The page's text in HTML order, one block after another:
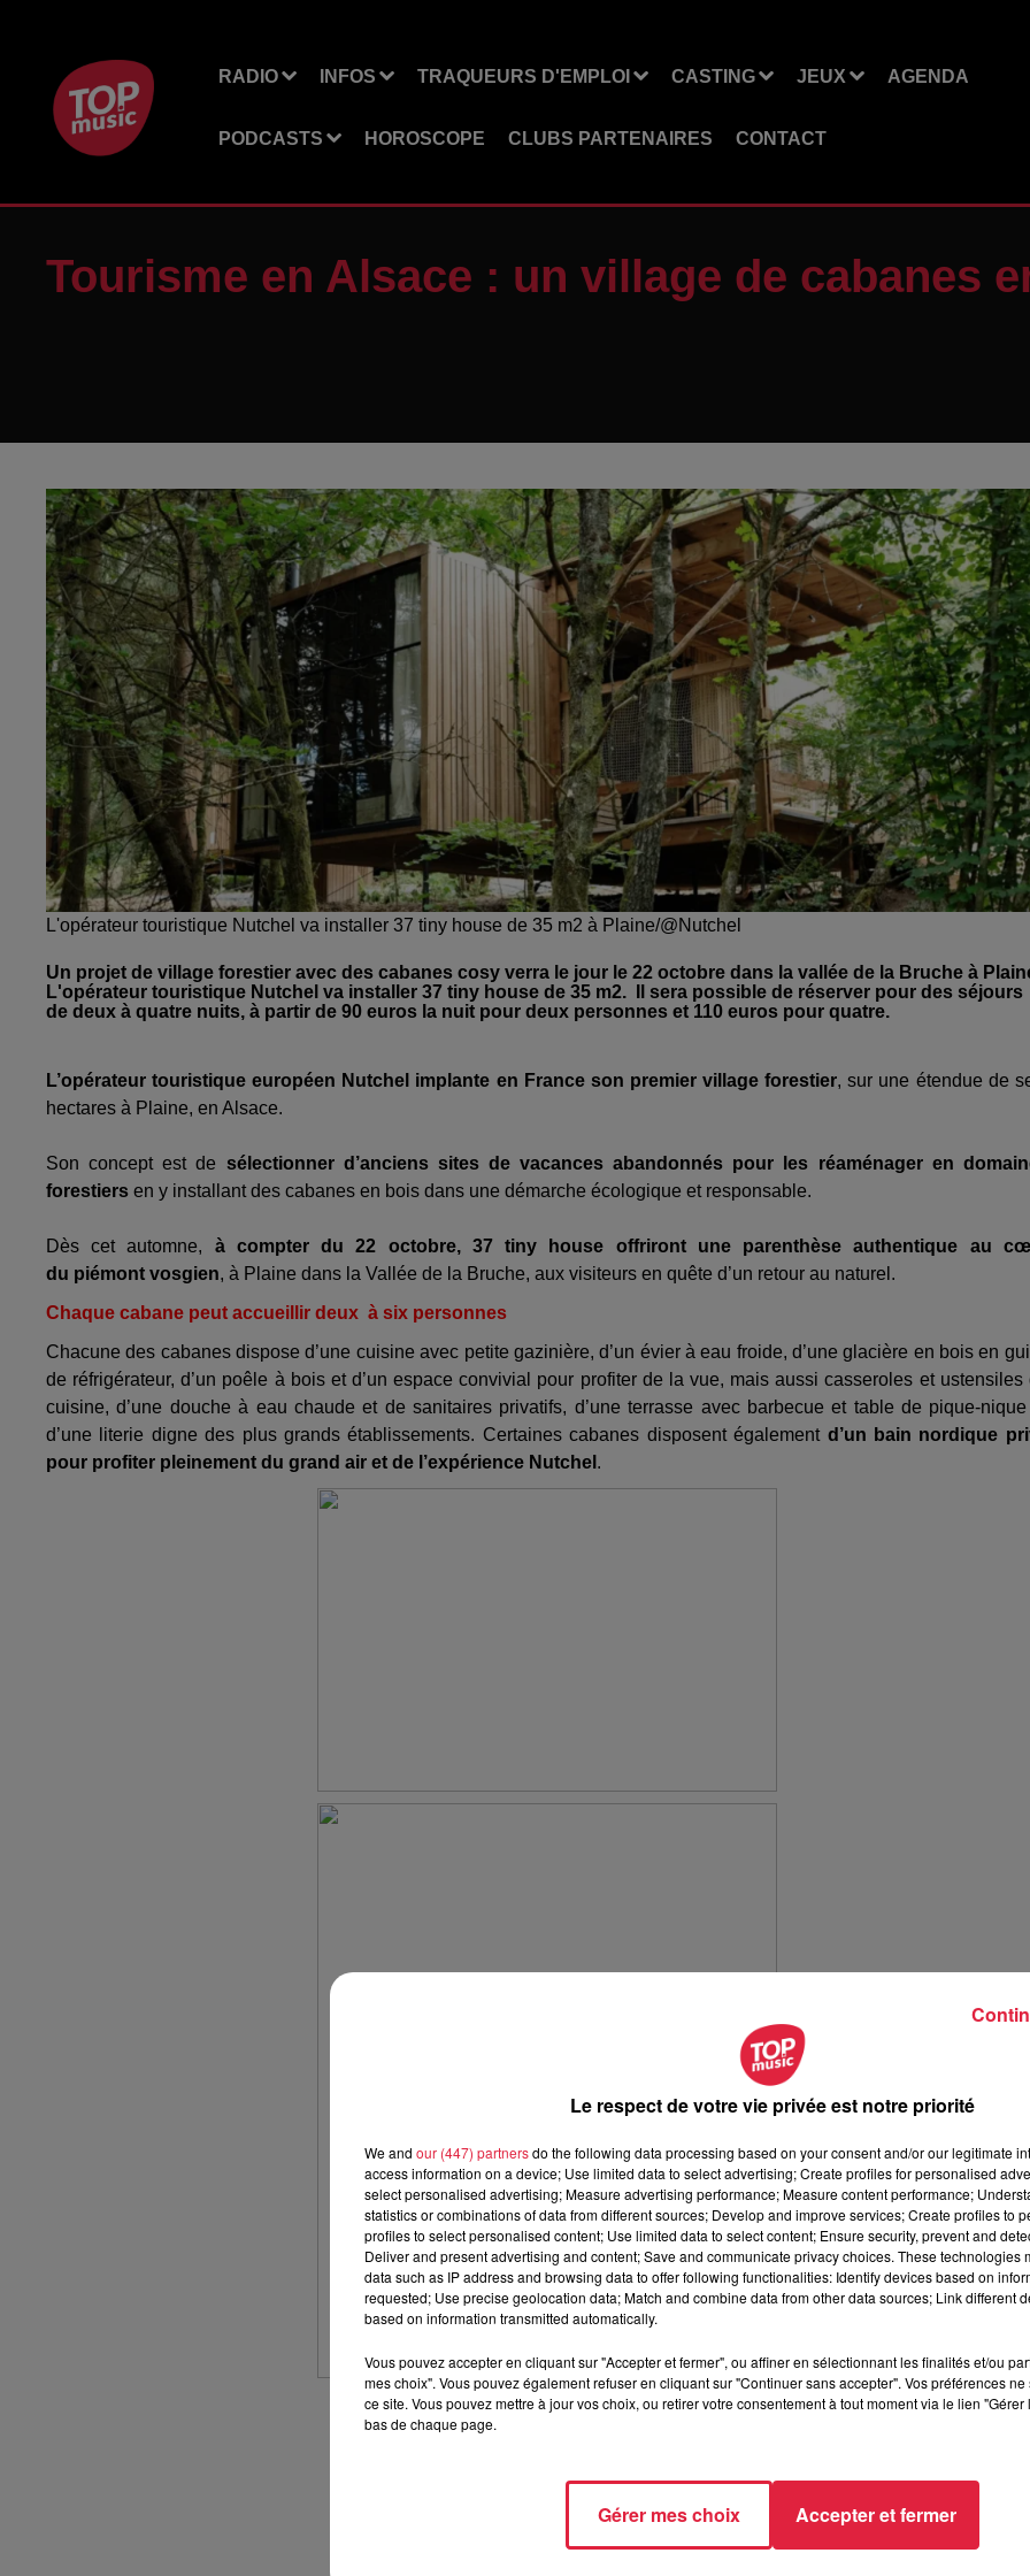
RADIO INFOS TRAQUEURS D'EMPLOI CASTING JEUX AGENDA
PODCASTS HOROSCOPE CLUBS PARTENAIRES CONTACT
Tourisme en Alsace : un village de cabanes
L'opérateur touristique Nutchel va installer 37 tiny house de 35 m2 à Plaine/@Nutchel
Un projet de village forestier avec des cabanes cosy verra le jour le 22 octobre dans la vallée de la Bruche à
L'opérateur touristique Nutchel va installer 37 tiny house de 35 m2. Il sera possible de réserver pour des séjours
de deux à quatre nuits, à partir de 90 euros la nuit pour deux personnes et 110 euros pour quatre.
L’opérateur touristique européen Nutchel implante en France son premier village forestier, sur une étendue de
hectares à Plaine, en Alsace.
Son concept est de sélectionner d’anciens sites de vacances abandonnés pour les réaménager en
forestiers en y installant des cabanes en bois dans une démarche écologique et responsable.
Dès cet automne, à compter du 22 octobre, 37 tiny house offriront une parenthèse authentique au
du piémont vosgien, à Plaine dans la Vallée de la Bruche, aux visiteurs en quête d’un retour au naturel.
Chaque cabane peut accueillir deux à six personnes
Chacune des cabanes dispose d’une cuisine avec petite gazinière, d’un évier à eau froide, d’une glacière en bois en
de réfrigérateur, d’un poêle à bois et d’un espace convivial pour profiter de la vue, mais aussi casseroles et ustensiles
cuisine, d’une douche à eau chaude et de sanitaires privatifs, d’une terrasse avec barbecue et table de pique-
d’une literie digne des plus grands établissements. Certaines cabanes disposent également d’un bain nordique
pour profiter pleinement du grand air et de l’expérience Nutchel .
Le respect de votre vie privée est notre priorité
We and our (447) partnersdo the following data processing based on your consent and/or our legitimate
access information on a device; Use limited data to select advertising; Create profiles for personalised
select personalised advertising; Measure advertising performance; Measure content performance;
statistics or combinations of data from different sources; Develop and improve services; Create profiles to
profiles to select personalised content; Use limited data to select content; Ensure security, prevent and
Deliver and present advertising and content; Save and communicate privacy choices. These technologies
data such as IP address and browsing data to offer following functionalities: Identify devices based on
requested; Use precise geolocation data; Match and combine data from other data sources; Link different
based on information transmitted automatically.
Vous pouvez accepter en cliquant sur "Accepter et fermer", ou affiner en sélectionnant les finalités et/ou
mes choix". Vous pouvez également refuser en cliquant sur "Continuer sans accepter". Vos préférences
ce site. Vous pouvez mettre à jour vos choix, ou retirer votre consentement à tout moment via le lien
bas de chaque page.
Gérer mes choix Accepter et fermer